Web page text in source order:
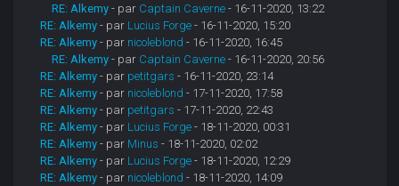
RE: Alkemy - par Captain Caverne - 16-11-2020, 13:22
RE: Alkemy - par Lucius Forge - 16-11-2020, 15:20
RE: Alkemy - par nicoleblond - 16-11-2020, 16:45
RE: Alkemy - par Captain Caverne - 16-11-2020, 20:56
RE: Alkemy - par petitgars - 16-11-2020, 23:14
RE: Alkemy - par nicoleblond - 17-11-2020, 17:58
RE: Alkemy - par petitgars - 17-11-2020, 22:43
RE: Alkemy - par Lucius Forge - 18-11-2020, 00:31
RE: Alkemy - par Minus - 18-11-2020, 02:02
RE: Alkemy - par Lucius Forge - 18-11-2020, 12:29
RE: Alkemy - par nicoleblond - 18-11-2020, 14:09